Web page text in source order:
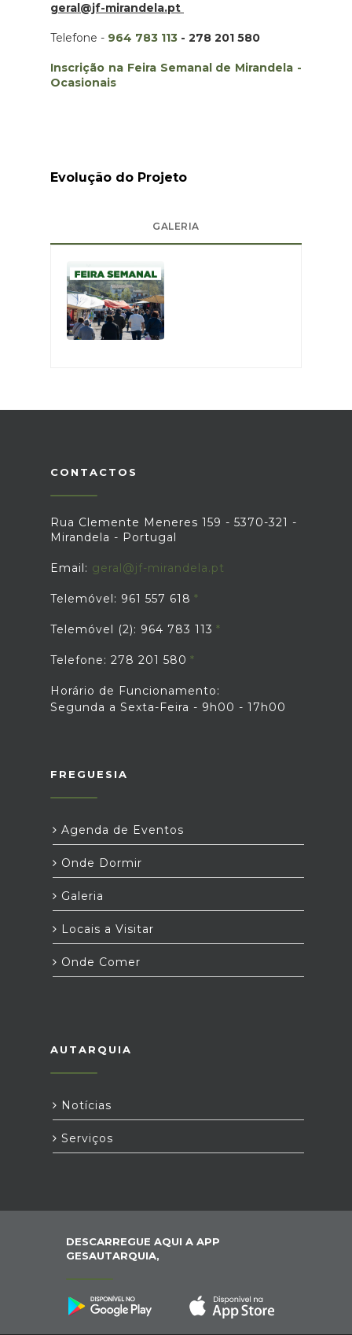
geral@jf-mirandela.pt
Telefone - 964 783 113 - 278 201 580
Inscrição na Feira Semanal de Mirandela -
Ocasionais
Evolução do Projeto
GALERIA
CONTACTOS
Rua Clemente Meneres 159 - 5370-321 -
Mirandela - Portugal
Email: geral@jf-mirandela.pt
Telemóvel: 961 557 618
Telemóvel (2): 964 783 113
Telefone: 278 201 580
Horário de Funcionamento:
Segunda a Sexta-Feira - 9h00 - 17h00
FREGUESIA
Agenda de Eventos
Onde Dormir
Galeria
Locais a Visitar
Onde Comer
AUTARQUIA
Notícias
Serviços
DESCARREGUE AQUI A APP
GESAUTARQUIA,